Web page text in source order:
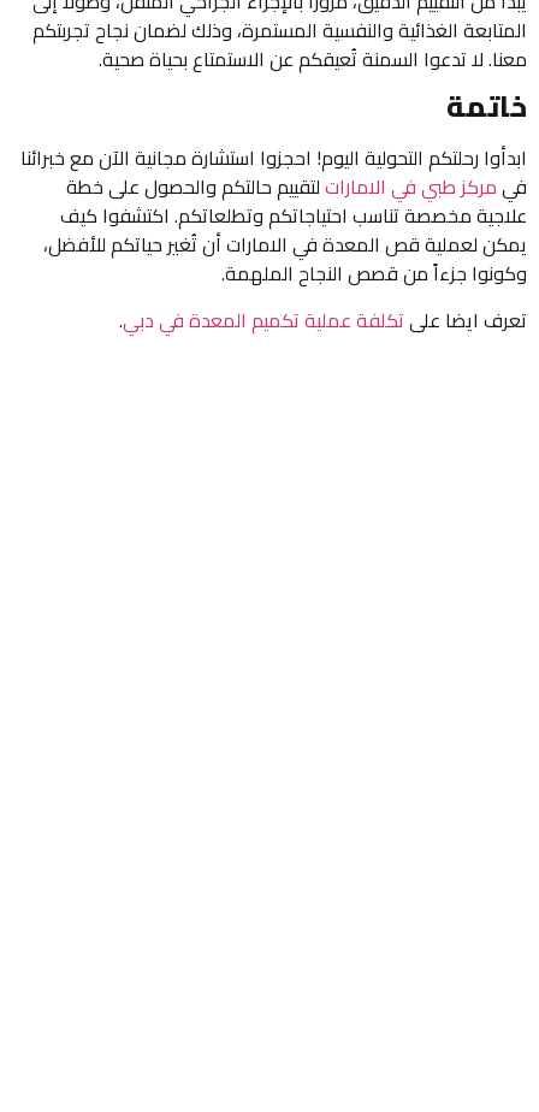
المتابعة الغذائية والنفسية المستمرة، وذلك لضمان نجاح تجربتكم
معنا. لا تدعوا السمنة تُعيقكم عن الاستمتاع بحياة صحية.
خاتمة
ابدأوا رحلتكم التحولية اليوم! احجزوا استشارة مجانية الآن مع خبرائنا
فيمركز طبي في الاماراتلتقييم حالتكم والحصول على خطة
علاجية مخصصة تناسب احتياجاتكم وتطلعاتكم. اكتشفوا كيف
يمكن لعملية قص المعدة في الامارات أن تُغير حياتكم للأفضل،
وكونوا جزءاً من قصص النجاح الملهمة.
تعرف ايضا علىتكلفة عملية تكميم المعدة في دبي.